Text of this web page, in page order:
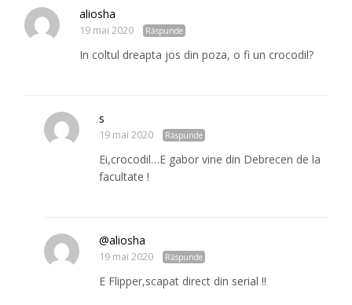
aliosha
19 mai 2020 Răspunde
In coltul dreapta jos din poza, o fi un crocodil?
s
19 mai 2020 Răspunde
Ei,crocodil…E gabor vine din Debrecen de la
facultate !
@aliosha
19 mai 2020 Răspunde
E Flipper,scapat direct din serial !!